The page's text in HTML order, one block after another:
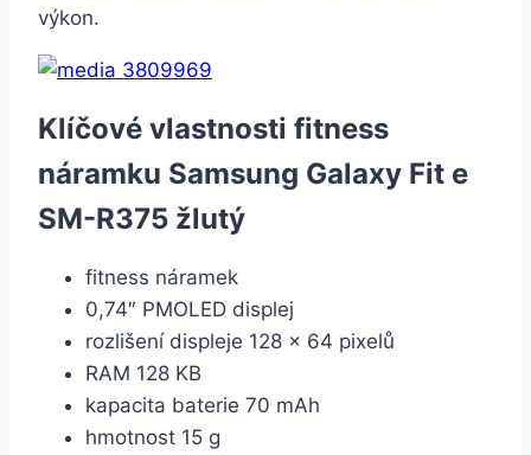
výkon.
Klíčové vlastnosti fitness
náramku Samsung Galaxy Fit e
SM-R375 žlutý
fitness náramek
0,74″ PMOLED displej
rozlišení displeje 128 x 64 pixelů
RAM 128 KB
kapacita baterie 70 mAh
hmotnost 15 g